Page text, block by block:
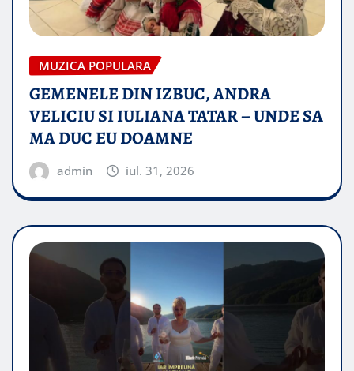
MUZICA POPULARA
GEMENELE DIN IZBUC, ANDRA
VELICIU SI IULIANA TATAR – UNDE SA
MA DUC EU DOAMNE
admin iul. 31, 2026